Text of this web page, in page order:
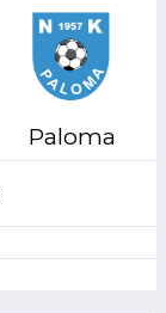
Paloma